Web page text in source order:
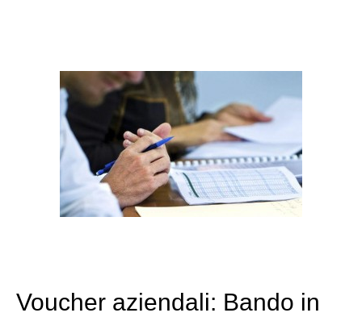
Voucher aziendali: Bando in